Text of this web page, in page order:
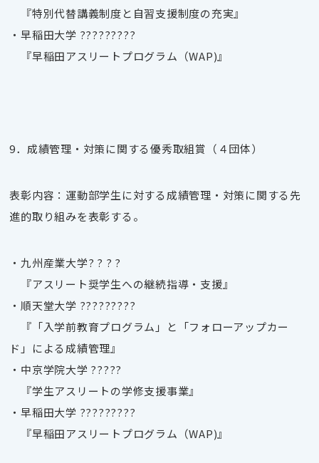
『特別代替講義制度と自習支援制度の充実』
・早稲田大学 ?????????
『早稲田アスリートプログラム（WAP)』
9．成績管理・対策に関する優秀取組賞（４団体）
表彰内容：運動部学生に対する成績管理・対策に関する先
進的取り組みを表彰する。
・九州産業大学? ? ? ?
『アスリート奨学生への継続指導・支援』
・順天堂大学 ?????????
『「入学前教育プログラム」と「フォローアップカー
ド」による成績管理』
・中京学院大学 ?????
『学生アスリートの学修支援事業』
・早稲田大学 ?????????
『早稲田アスリートプログラム（WAP)』